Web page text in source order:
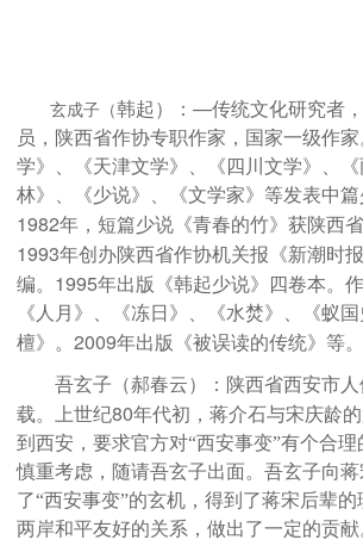
玄成子（韩起）：—传统文化研究者
员，陕西省作协专职作家，国家一级作
学》、《天津文学》、《四川文学》、
林》、《少说》、《文学家》等发表中篇
1982年，短篇少说《青春的竹》获陕西省
1993年创办陕西省作协机关报《新潮时
编。 1995年出版《韩起少说》四卷本。
《人月》、《冻日》、《水焚》、《蚁
檀》。2009年出版《被误读的传统》等。
吾玄子（郝春云）：陕西省西安市
载。上世纪80年代初，蒋介石与宋庆龄
到西安，要求官方对“西安事变”有个合
慎重考虑，随请吾玄子出面。吾玄子向
了“西安事变”的玄机，得到了蒋宋后辈
两岸和平友好的关系，做出了一定的贡献